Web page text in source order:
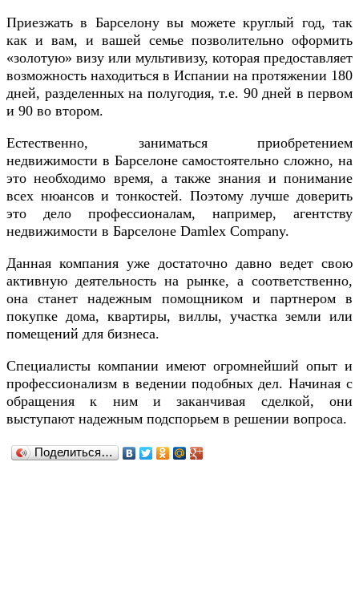
Приезжать в Барселону вы можете круглый год, так
как и вам, и вашей семье позволительно оформить
«золотую» визу или мультивизу, которая предоставляет
возможность находиться в Испании на протяжении 180
дней, разделенных на полугодия, т.е. 90 дней в первом
и 90 во втором.
Естественно, заниматься приобретением
недвижимости в Барселоне самостоятельно сложно, на
это необходимо время, а также знания и понимание
всех нюансов и тонкостей. Поэтому лучше доверить
это дело профессионалам, например, агентству
недвижимости в Барселоне Damlex Company.
Данная компания уже достаточно давно ведет свою
активную деятельность на рынке, а соответственно,
она станет надежным помощником и партнером в
покупке дома, квартиры, виллы, участка земли или
помещений для бизнеса.
Специалисты компании имеют огромнейший опыт и
профессионализм в ведении подобных дел. Начиная с
обращения к ним и заканчивая сделкой, они
выступают надежным подспорьем в решении вопроса.
Поделиться…